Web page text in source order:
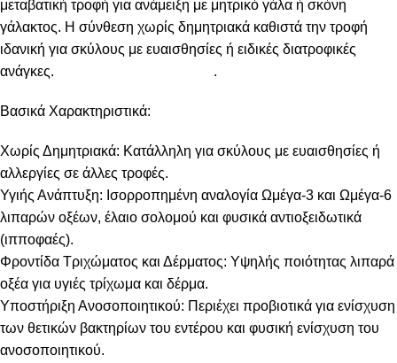
μεταβατική τροφή για ανάμειξη με μητρικό γάλα ή σκόνη
γάλακτος. Η σύνθεση χωρίς δημητριακά καθιστά την τροφή
ιδανική για σκύλους με ευαισθησίες ή ειδικές διατροφικές
ανάγκες. .
Βασικά Χαρακτηριστικά:
Χωρίς Δημητριακά: Κατάλληλη για σκύλους με ευαισθησίες ή
αλλεργίες σε άλλες τροφές.
Υγιής Ανάπτυξη: Ισορροπημένη αναλογία Ωμέγα-3 και Ωμέγα-6
λιπαρών οξέων, έλαιο σολομού και φυσικά αντιοξειδωτικά
(ιπποφαές).
Φροντίδα Τριχώματος και Δέρματος: Υψηλής ποιότητας λιπαρά
οξέα για υγιές τρίχωμα και δέρμα.
Υποστήριξη Ανοσοποιητικού: Περιέχει προβιοτικά για ενίσχυση
των θετικών βακτηρίων του εντέρου και φυσική ενίσχυση του
ανοσοποιητικού.